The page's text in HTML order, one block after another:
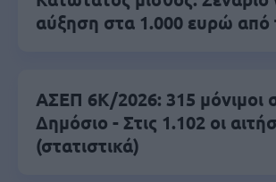
αύξηση στα 1.000 ευρώ από
ΑΣΕΠ 6Κ/2026: 315 μόνιμοι
Δημόσιο - Στις 1.102 οι
(στατιστικά)